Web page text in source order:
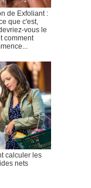
de Exfoliant :
que c'est,
vous le
comment
calculer les
nets